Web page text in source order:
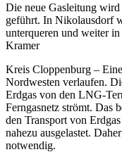
Die neue Gasleitung
geführt. In Nikolausdorf
unterqueren und weiter
Kramer
Kreis Cloppenburg –
Nordwesten verlaufen.
Erdgas von den LNG-
Ferngasnetz strömt. Das
den Transport von
nahezu ausgelastet.
notwendig.